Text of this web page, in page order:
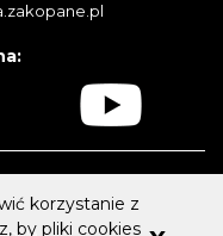
korzystanie z
by pliki cookies